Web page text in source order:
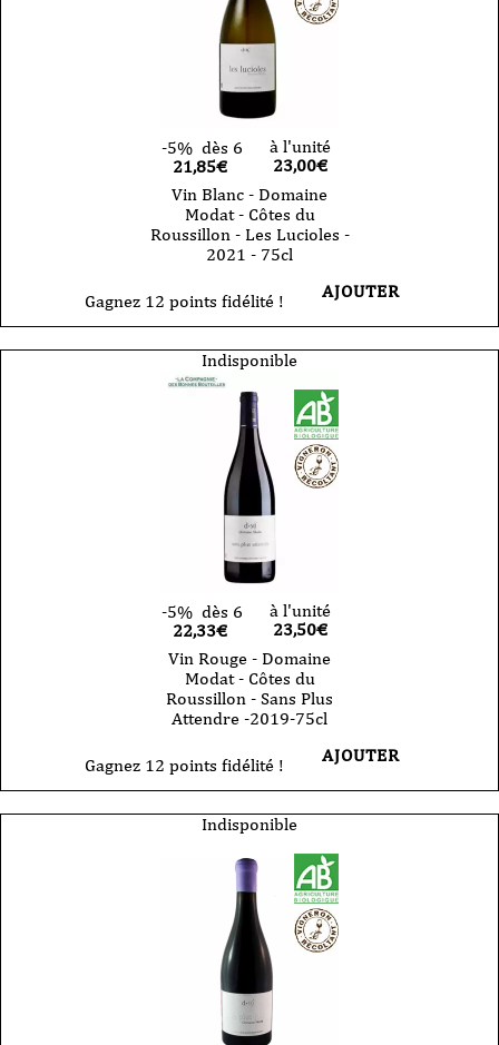
-5% dès 6
21,85€
à l'unité
23,00€
Vin Blanc - Domaine
Modat - Côtes du
Roussillon - Les Lucioles -
2021 - 75cl
Gagnez 12 points fidélité ! AJOUTER
Indisponible
-5% dès 6
22,33€
à l'unité
23,50€
Vin Rouge - Domaine
Modat - Côtes du
Roussillon - Sans Plus
Attendre -2019-75cl
Gagnez 12 points fidélité ! AJOUTER
Indisponible